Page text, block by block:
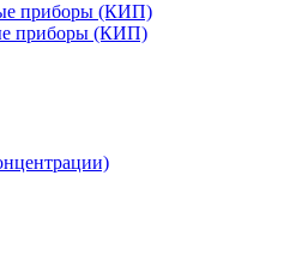
приборы (КИП)
приборы (КИП)